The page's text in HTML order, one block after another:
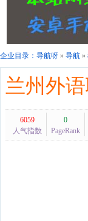
企业目录： 导航呀 » 导航 »
兰州外
6059
人气指数
0
PageRank